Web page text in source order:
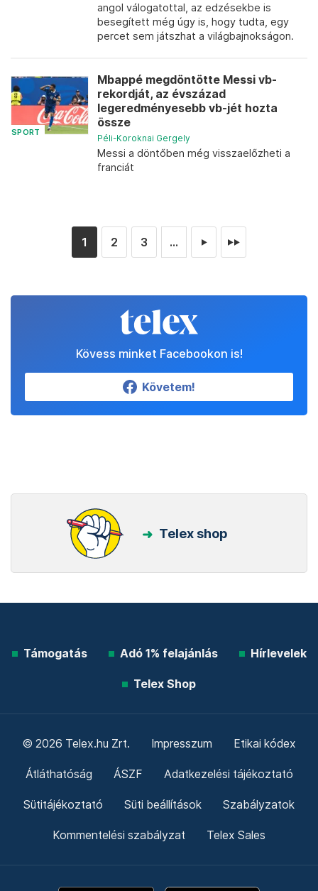
angol válogatottal, az edzésekbe is
besegített még úgy is, hogy tudta, egy
percet sem játszhat a világbajnokságon.
SPORT
Mbappé megdöntötte Messi vb-
rekordját, az évszázad
legeredményesebb vb-jét hozta
össze
Péli-Koroknai Gergely
Messi a döntőben még visszaelőzheti a
franciát
1 2 3 ... ► ►►
Kövess minket Facebookon is!
Követem!
Telex shop
Támogatás Adó 1% felajánlás Hírlevelek
Telex Shop
© 2026 Telex.hu Zrt. Impresszum Etikai kódex
Átláthatóság ÁSZF Adatkezelési tájékoztató
Sütitájékoztató Süti beállítások Szabályzatok
Kommentelési szabályzat Telex Sales